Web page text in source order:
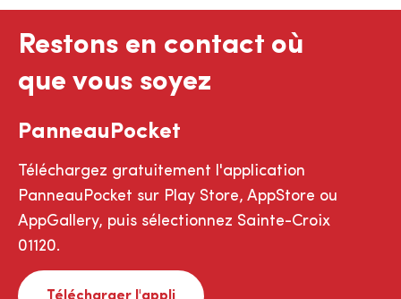
Restons en contact où
que vous soyez
PanneauPocket
Téléchargez gratuitement l'application
PanneauPocket sur Play Store, AppStore ou
AppGallery, puis sélectionnez Sainte-Croix
01120.